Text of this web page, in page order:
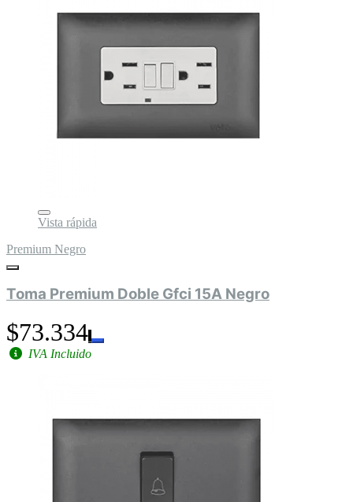
Vista rápida
Premium Negro
Toma Premium Doble Gfci 15A Negro
$73.334
IVA Incluido